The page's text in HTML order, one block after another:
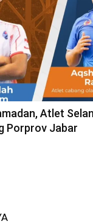
Atlet
Porprov Jabar